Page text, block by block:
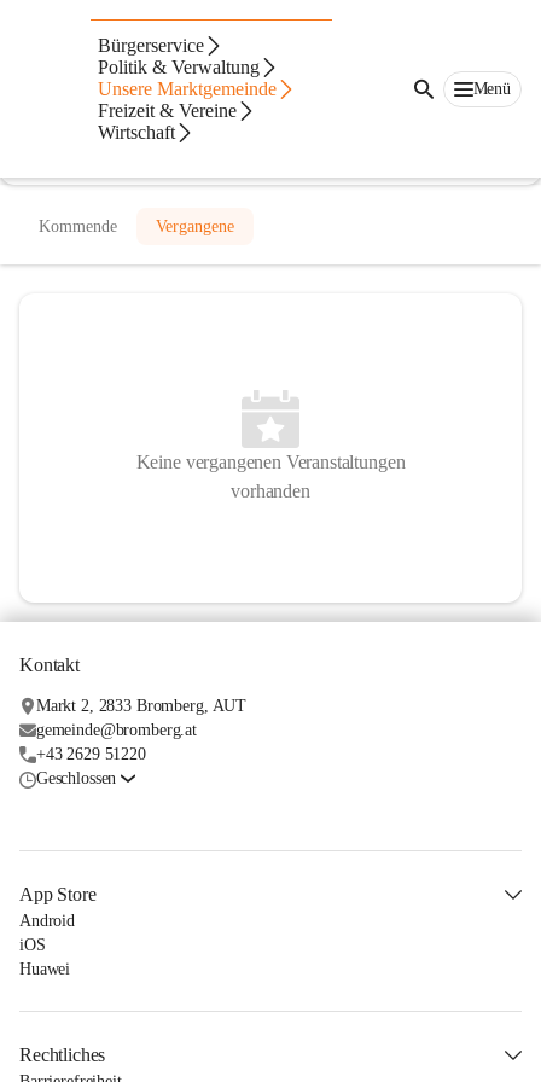
Bürgerservice
Politik & Verwaltung
Unsere Marktgemeinde
Freizeit & Vereine
Wirtschaft
Menü
Volksschule Bromberg
@volksschule-bromberg
Volksschule
In CITIES öffnen
Kommende Vergangene
Keine vergangenen Veranstaltungen
vorhanden
Kontakt
Markt 2, 2833 Bromberg, AUT
gemeinde@bromberg.at
+43 2629 51220
Geschlossen
App Store
Android
iOS
Huawei
Rechtliches